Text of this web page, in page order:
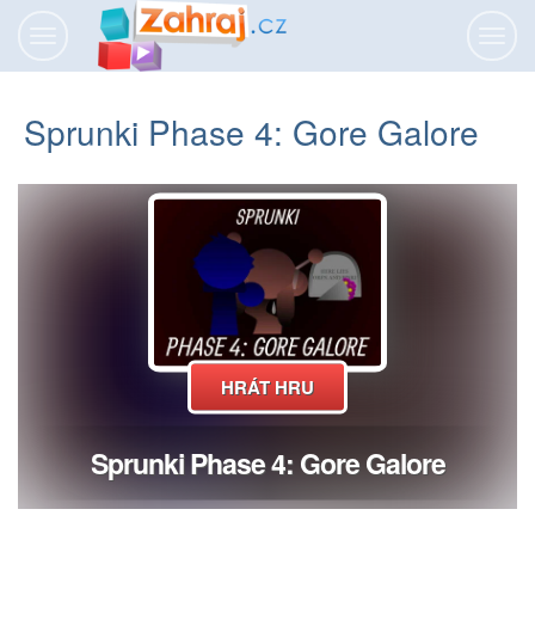
Sprunki Phase 4: Gore Galore